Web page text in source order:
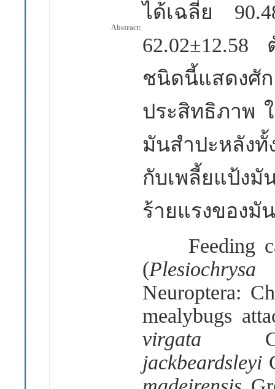
Abstract:
ได้เฉลี่ย
ชนิดนี้แสดงศั
ประสิทธิภาพ
มันสำปะหลัง
กับเพลี้ยแป้งมั
ร้ายแรงของมั
Feeding
(
Neuroptera:
mealybugs
virgata
jackbeardsleyi